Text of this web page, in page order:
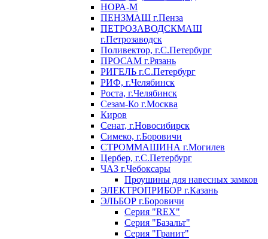
НОРА-М
ПЕНЗМАШ г.Пенза
ПЕТРОЗАВОДСКМАШ
г.Петрозаводск
Поливектор, г.С.Петербург
ПРОСАМ г.Рязань
РИГЕЛЬ г.С.Петербург
РИФ, г.Челябинск
Роста, г.Челябинск
Сезам-Ко г.Москва
Киров
Сенат, г.Новосибирск
Симеко, г.Боровичи
СТРОММАШИНА г.Могилев
Цербер, г.С.Петербург
ЧАЗ г.Чебоксары
Проушины для навесных замков
ЭЛЕКТРОПРИБОР г.Казань
ЭЛЬБОР г.Боровичи
Серия "REX"
Серия "Базальт"
Серия "Гранит"